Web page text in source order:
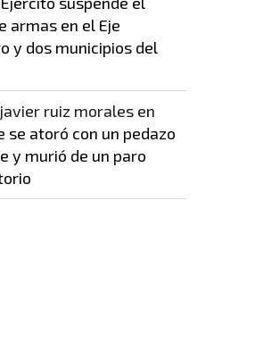
armas en el Eje
y dos municipios del
ruiz moralesen
se atoró con un pedazo
y murió de un paro